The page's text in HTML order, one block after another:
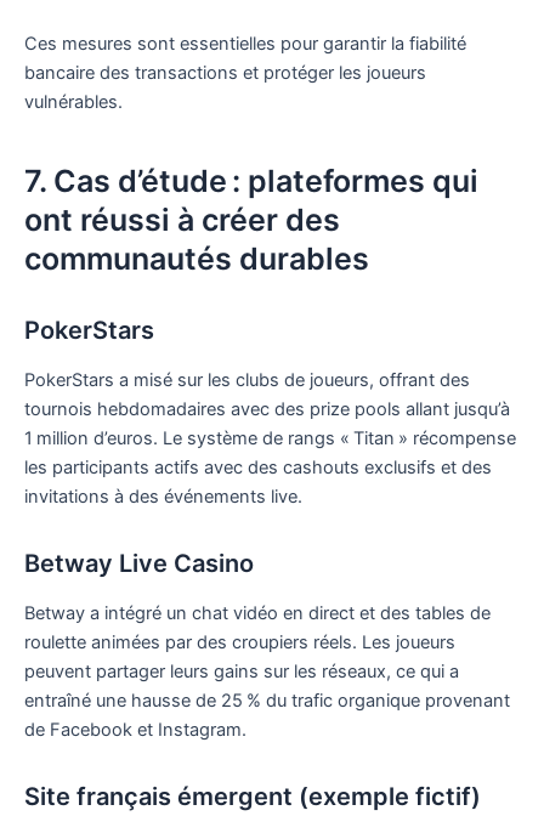
Ces mesures sont essentielles pour garantir la fiabilité
bancaire des transactions et protéger les joueurs
vulnérables.
7. Cas d’étude : plateformes qui
ont réussi à créer des
communautés durables
PokerStars
PokerStars a misé sur les clubs de joueurs, offrant des
tournois hebdomadaires avec des prize pools allant jusqu’à
1 million d’euros. Le système de rangs « Titan » récompense
les participants actifs avec des cashouts exclusifs et des
invitations à des événements live.
Betway Live Casino
Betway a intégré un chat vidéo en direct et des tables de
roulette animées par des croupiers réels. Les joueurs
peuvent partager leurs gains sur les réseaux, ce qui a
entraîné une hausse de 25 % du trafic organique provenant
de Facebook et Instagram.
Site français émergent (exemple fictif)